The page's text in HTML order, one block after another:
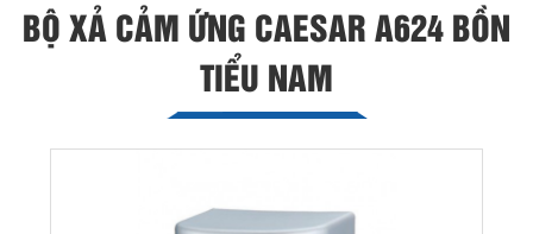
BỘ XẢ CẢM ỨNG CAESAR A624 BỒN
TIỂU NAM